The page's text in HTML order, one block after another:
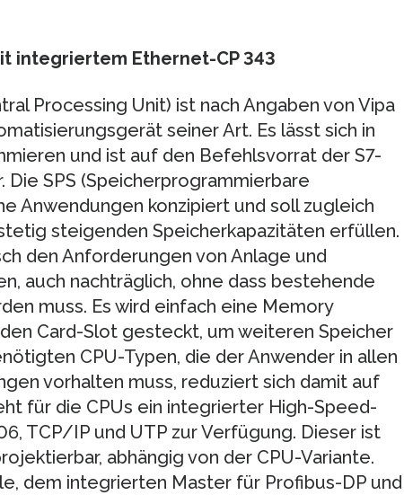
integriertem Ethernet-CP 343
Processing Unit) ist nach Angaben von Vipa
seiner Art. Es lässt sich in
und ist auf den Befehlsvorrat der S7-
SPS (Speicherprogrammierbare
Anwendungen konzipiert und soll zugleich
steigenden Speicherkapazitäten erfüllen.
den Anforderungen von Anlage und
auch nachträg­lich, ohne dass bestehende
muss. Es wird ein­fach eine Memory
Card-Slot gesteckt, um weiteren Speicher
CPU-Typen, die der An­wender in allen
vorhalten muss, reduziert sich damit auf
für die CPUs ein integrierter High-Speed-
TCP/IP und UTP zur Verfügung. Dieser ist
abhängig von der CPU-Variante.
dem integrierten Master für Profibus-DP und